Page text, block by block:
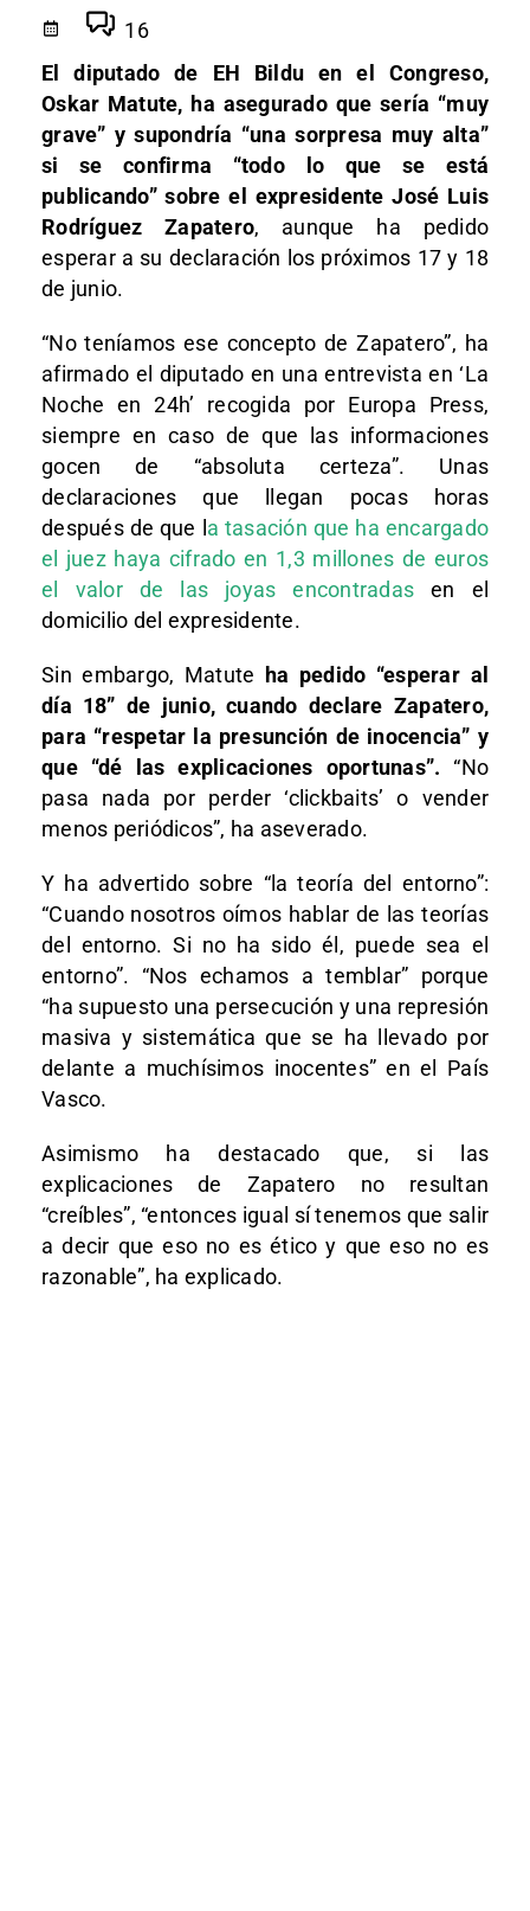
16
El diputado de EH Bildu en el Congreso,
Oskar Matute, ha asegurado que sería “muy
grave” y supondría “una sorpresa muy alta”
si se confirma “todo lo que se está
publicando” sobre el expresidente José Luis
Rodríguez Zapatero, aunque ha pedido
esperar a su declaración los próximos 17 y 18
de junio.
“No teníamos ese concepto de Zapatero”, ha
afirmado el diputado en una entrevista en ‘La
Noche en 24h’ recogida por Europa Press,
siempre en caso de que las informaciones
gocen de “absoluta certeza”. Unas
declaraciones que llegan pocas horas
después de que l a tasación que ha encargado
el juez haya cifrado en 1,3 millones de euros
el valor de las joyas encontradas en el
domicilio del expresidente.
Sin embargo, Matute
ha pedido “esperar al
día 18” de junio, cuando declare Zapatero,
para “respetar la presunción de inocencia” y
que “dé las explicaciones oportunas”. “No
pasa nada por perder ‘clickbaits’ o vender
menos periódicos”, ha aseverado.
Y ha advertido sobre “la teoría del entorno”:
“Cuando nosotros oímos hablar de las teorías
del entorno. Si no ha sido él, puede sea el
entorno”. “Nos echamos a temblar” porque
“ha supuesto una persecución y una represión
masiva y sistemática que se ha llevado por
delante a muchísimos inocentes” en el País
Vasco.
Asimismo ha destacado que, si las
explicaciones de Zapatero no resultan
“creíbles”, “entonces igual sí tenemos que salir
a decir que eso no es ético y que eso no es
razonable”, ha explicado.